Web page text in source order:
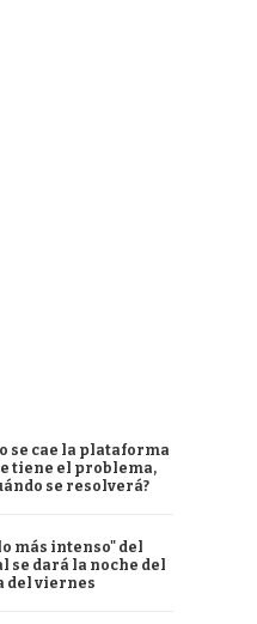
se cae la plataforma
tiene el problema,
se resolverá?
más intenso" del
dará la noche del
del viernes